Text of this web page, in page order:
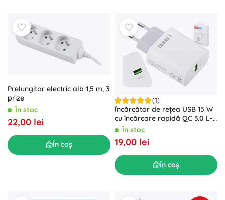
Prelungitor electric alb 1,5 m, 3
prize
În stoc
22,00 lei
În coș
(1)
Încărcător de rețea USB 15 W
cu încărcare rapidă QC 3.0 L-
BRNO alb
În stoc
19,00 lei
În coș